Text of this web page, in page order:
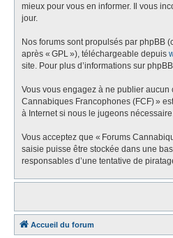
mieux pour vous en informer. Il vous
jour.
Nos forums sont propulsés par phpBB
après « GPL »), téléchargeable depuis
site. Pour plus d’informations sur
Vous vous engagez à ne publier
Cannabiques Francophones (FCF) »
à Internet si nous le jugeons
Vous acceptez que « Forums
saisie puisse être stockée dans une
responsables d’une tentative de
Accueil du forum